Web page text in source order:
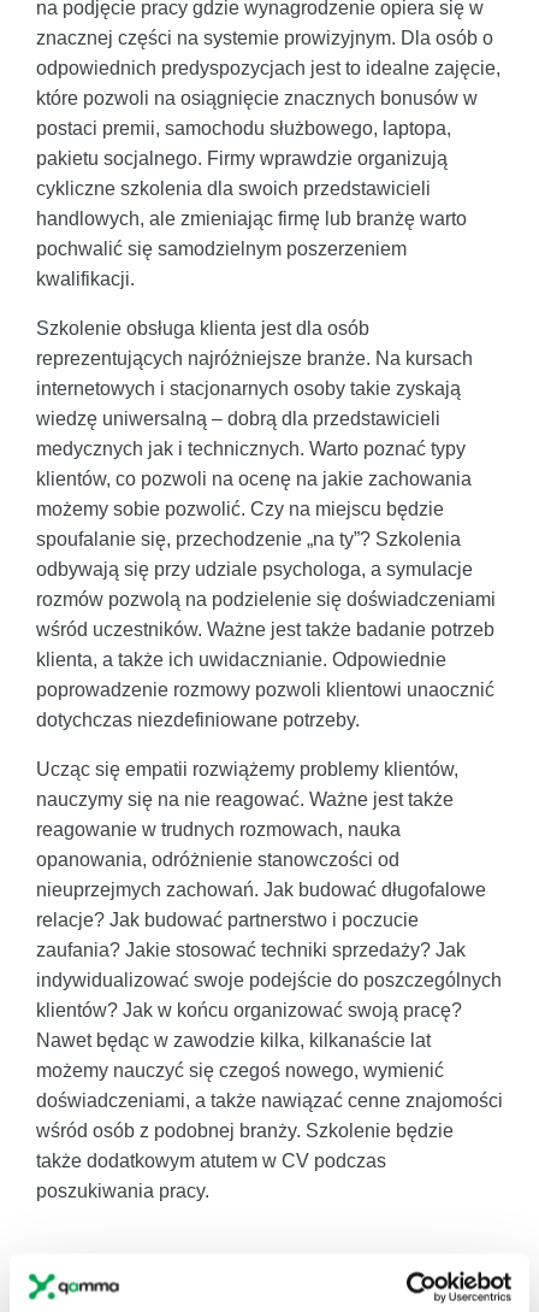
na podjęcie pracy gdzie wynagrodzenie opiera się w
znacznej części na systemie prowizyjnym. Dla osób o
odpowiednich predyspozycjach jest to idealne zajęcie,
które pozwoli na osiągnięcie znacznych bonusów w
postaci premii, samochodu służbowego, laptopa,
pakietu socjalnego. Firmy wprawdzie organizują
cykliczne szkolenia dla swoich przedstawicieli
handlowych, ale zmieniając firmę lub branżę warto
pochwalić się samodzielnym poszerzeniem
kwalifikacji.
Szkolenie obsługa klienta jest dla osób
reprezentujących najróżniejsze branże. Na kursach
internetowych i stacjonarnych osoby takie zyskają
wiedzę uniwersalną – dobrą dla przedstawicieli
medycznych jak i technicznych. Warto poznać typy
klientów, co pozwoli na ocenę na jakie zachowania
możemy sobie pozwolić. Czy na miejscu będzie
spoufalanie się, przechodzenie „na ty”? Szkolenia
odbywają się przy udziale psychologa, a symulacje
rozmów pozwolą na podzielenie się doświadczeniami
wśród uczestników. Ważne jest także badanie potrzeb
klienta, a także ich uwidacznianie. Odpowiednie
poprowadzenie rozmowy pozwoli klientowi unaocznić
dotychczas niezdefiniowane potrzeby.
Ucząc się empatii rozwiążemy problemy klientów,
nauczymy się na nie reagować. Ważne jest także
reagowanie w trudnych rozmowach, nauka
opanowania, odróżnienie stanowczości od
nieuprzejmych zachowań. Jak budować długofalowe
relacje? Jak budować partnerstwo i poczucie
zaufania? Jakie stosować techniki sprzedaży? Jak
indywidualizować swoje podejście do poszczególnych
klientów? Jak w końcu organizować swoją pracę?
Nawet będąc w zawodzie kilka, kilkanaście lat
możemy nauczyć się czegoś nowego, wymienić
doświadczeniami, a także nawiązać cenne znajomości
wśród osób z podobnej branży. Szkolenie będzie
także dodatkowym atutem w CV podczas
poszukiwania pracy.
OBSŁUGA KLIENTA – NOWOCZESNY I